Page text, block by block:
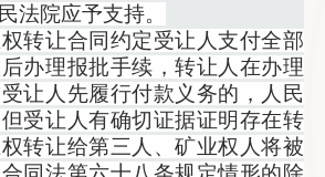
法院应予支持。
让合同约定受让人支付全部
办理报批手续，转让人在办理
让人先履行付款义务的，人民
受让人有确切证据证明存在转
转让给第三人、矿业权人将被